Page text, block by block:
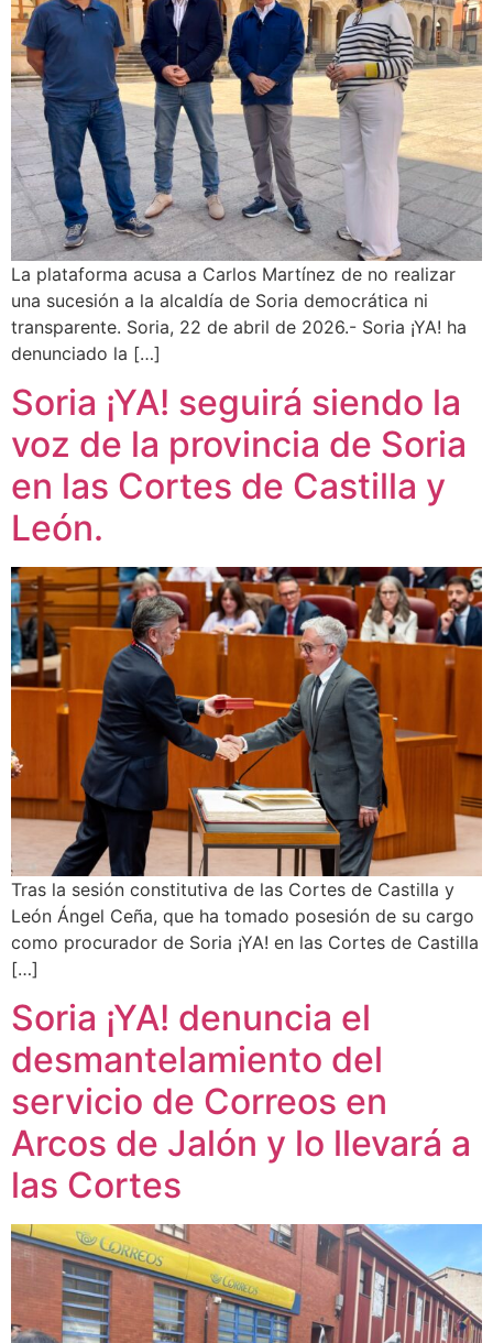
La plataforma acusa a Carlos Martínez de no realizar
una sucesión a la alcaldía de Soria democrática ni
transparente. Soria, 22 de abril de 2026.- Soria ¡YA! ha
denunciado la […]
Soria ¡YA! seguirá siendo la
voz de la provincia de Soria
en las Cortes de Castilla y
León.
Tras la sesión constitutiva de las Cortes de Castilla y
León Ángel Ceña, que ha tomado posesión de su cargo
como procurador de Soria ¡YA! en las Cortes de Castilla
[…]
Soria ¡YA! denuncia el
desmantelamiento del
servicio de Correos en
Arcos de Jalón y lo llevará a
las Cortes